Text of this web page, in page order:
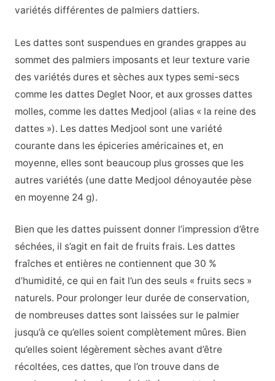
variétés différentes de palmiers dattiers.
Les dattes sont suspendues en grandes grappes au
sommet des palmiers imposants et leur texture varie
des variétés dures et sèches aux types semi-secs
comme les dattes Deglet Noor, et aux grosses dattes
molles, comme les dattes Medjool (alias « la reine des
dattes »). Les dattes Medjool sont une variété
courante dans les épiceries américaines et, en
moyenne, elles sont beaucoup plus grosses que les
autres variétés (une datte Medjool dénoyautée pèse
en moyenne 24 g).
Bien que les dattes puissent donner l’impression d’être
séchées, il s’agit en fait de fruits frais. Les dattes
fraîches et entières ne contiennent que 30 %
d’humidité, ce qui en fait l’un des seuls « fruits secs »
naturels. Pour prolonger leur durée de conservation,
de nombreuses dattes sont laissées sur le palmier
jusqu’à ce qu’elles soient complètement mûres. Bien
qu’elles soient légèrement sèches avant d’être
récoltées, ces dattes, que l’on trouve dans de